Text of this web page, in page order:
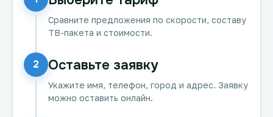
Сравните предложения по скорости, составу
ТВ-пакета и стоимости.
2 Оставьте заявку
Укажите имя, телефон, город и адрес. Заявку
можно оставить онлайн.